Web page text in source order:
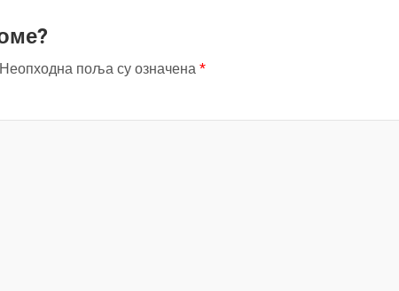
Неопходна поља су означена *